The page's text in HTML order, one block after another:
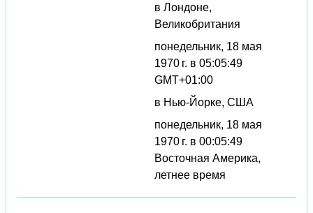
в Лондоне,
Великобритания
понедельник, 18 мая
1970 г. в 05:05:49
GMT+01:00
в Нью-Йорке, США
понедельник, 18 мая
1970 г. в 00:05:49
Восточная Америка,
летнее время